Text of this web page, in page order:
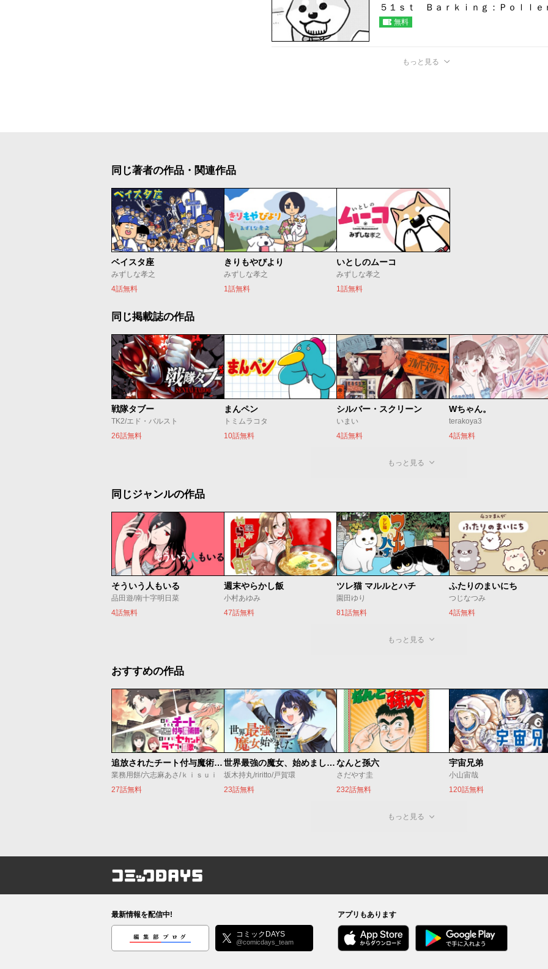
５１ｓｔ Ｂａｒｋｉｎｇ：Ｐｏｌｌｅ
無料
もっと見る
同じ著者の作品・関連作品
ベイスタ座
みずしな孝之
4話無料
きりもやびより
みずしな孝之
1話無料
いとしのムーコ
みずしな孝之
1話無料
同じ掲載誌の作品
戦隊タブー
TK2/エド・バルスト
26話無料
まんペン
トミムラコタ
10話無料
シルバー・スクリーン
いまい
4話無料
Wちゃん。
terakoya3
4話無料
もっと見る
同じジャンルの作品
そういう人もいる
品田遊/南十字明日菜
4話無料
週末やらかし飯
小村あゆみ
47話無料
ツレ猫 マルルとハチ
園田ゆり
81話無料
ふたりのまいにち
つじなつみ
4話無料
もっと見る
おすすめの作品
追放されたチート付与魔術師は気ままなセカンドライフを謳歌する。 ～俺は武器だけじゃなく、あらゆるものに『強化ポイント』を付与できるし、俺の意思でいつでも効果を解除できるけど、残った人たち大丈夫？～
業務用餅/六志麻あさ/ｋｉｓｕｉ
27話無料
世界最強の魔女、始めました ～私だけ『攻略サイト』を見れる世界で自由に生きます～
坂木持丸/riritto/戸賀環
23話無料
なんと孫六
さだやす圭
232話無料
宇宙兄弟
小山宙哉
120話無料
もっと見る
コミックDAYS
最新情報を配信中!
編集部ブログ コミックDAYS
@comicdays_team
アプリもあります